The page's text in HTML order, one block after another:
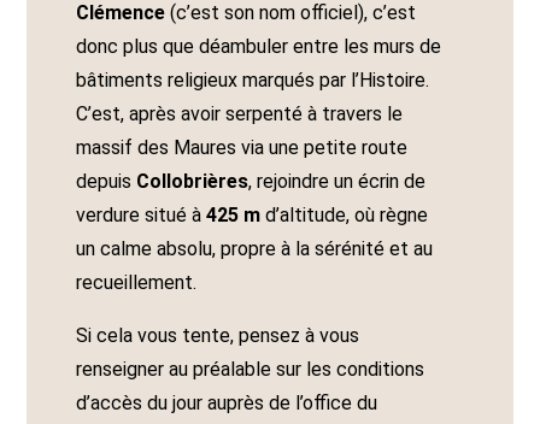
Clémence(c’est son nom officiel), c’est
donc plus que déambuler entre les murs de
bâtiments religieux marqués par l’Histoire.
C’est, après avoir serpenté à travers le
massif des Maures via une petite route
depuis Collobrières, rejoindre un écrin de
verdure situé à 425 md’altitude, où règne
un calme absolu, propre à la sérénité et au
recueillement.
Si cela vous tente, pensez à vous
renseigner au préalable sur les conditions
d’accès du jour auprès de l’office du